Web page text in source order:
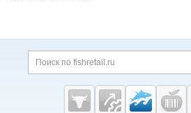
Дополнительная
Cсылки на полезные